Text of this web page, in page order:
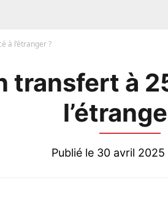
à l’étranger ?
transfert à
Publié le 30 avril 2025